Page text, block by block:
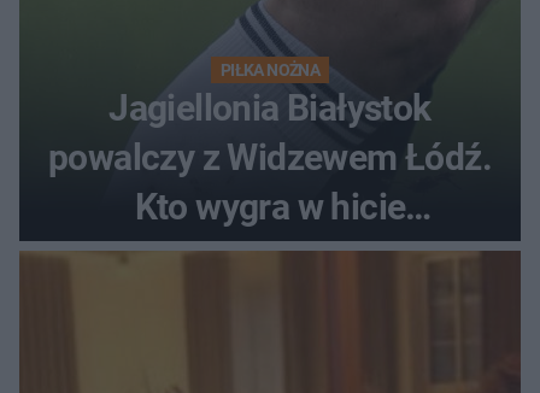
PIŁKA NOŻNA
Jagiellonia Białystok
powalczy z Widzewem Łódź.
Kto wygra w hicie
Ekstraklasy?